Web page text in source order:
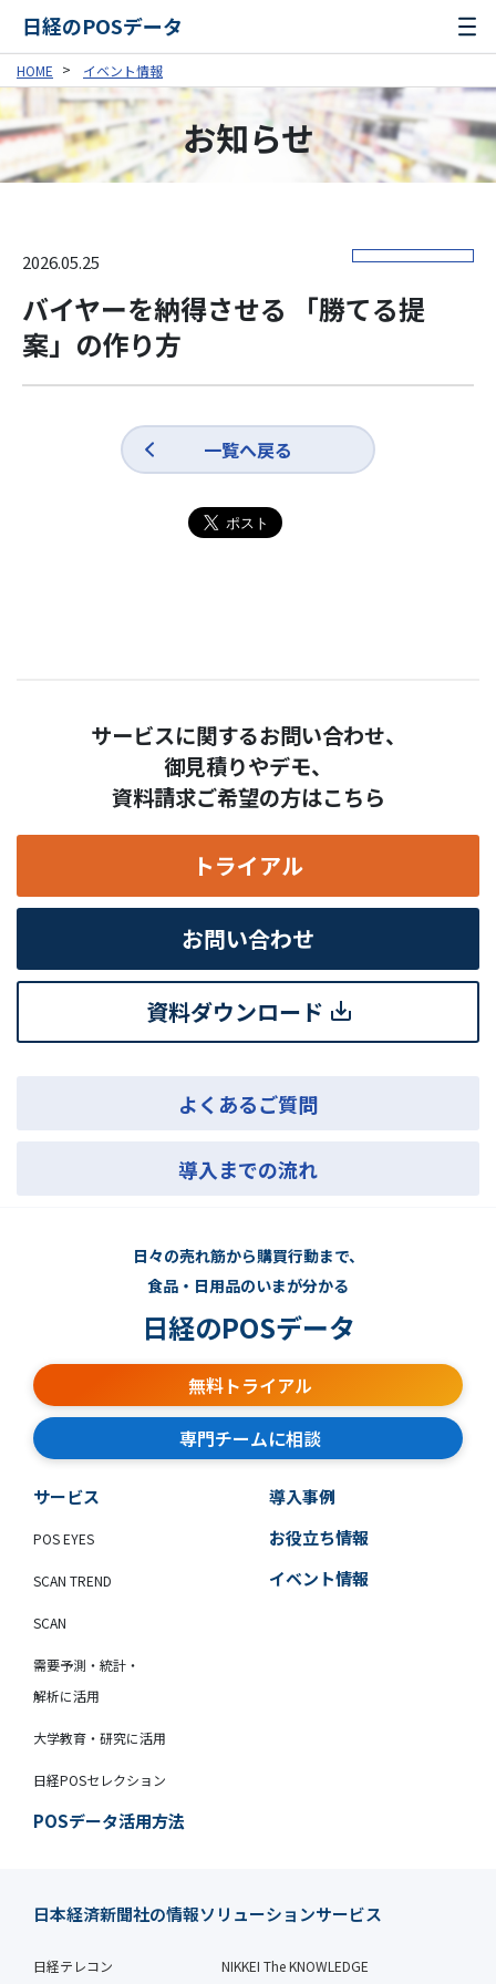
日経のPOSデータ
HOME イベント情報
お知らせ
2026.05.25
バイヤーを納得させる 「勝てる提
案」の作り方
一覧へ戻る
サービスに関するお問い合わせ、
御見積りやデモ、
資料請求ご希望の方はこちら
トライアル
お問い合わせ
資料ダウンロード
よくあるご質問
導入までの流れ
日々の売れ筋から購買行動まで、
食品・日用品のいまが分かる
日経のPOSデータ
無料トライアル
専門チームに相談
サービス
POS EYES
SCAN TREND
SCAN
需要予測・統計・
解析に活用
大学教育・研究に活用
日経POSセレクション
POSデータ活用方法
導入事例
お役立ち情報
イベント情報
日本経済新聞社の情報ソリューションサービス
日経テレコン NIKKEI The KNOWLEDGE